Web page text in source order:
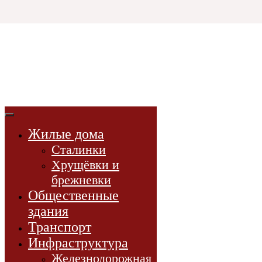
3D-моделиЖилые дома
Сталинки
Хрущёвки и
брежневки
Общественные
здания
Транспорт
Инфраструктура
Железнодорожная